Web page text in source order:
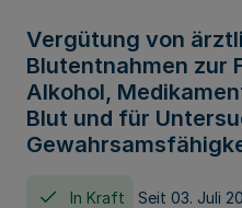
Vergütung von
Blutentnahmen zur
Alkohol,
Blut und für
In Kraft Seit 03. Juli